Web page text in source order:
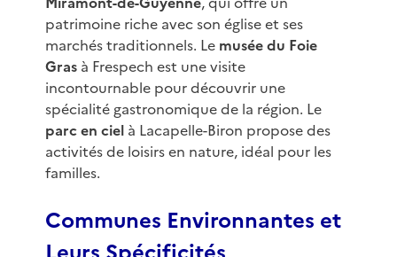
patrimoine riche avec son église et ses
marchés traditionnels. Le musée du Foie
Grasà Frespech est une visite
incontournable pour découvrir une
spécialité gastronomique de la région. Le
parc en cielà Lacapelle-Biron propose des
activités de loisirs en nature, idéal pour les
familles.
Communes Environnantes et